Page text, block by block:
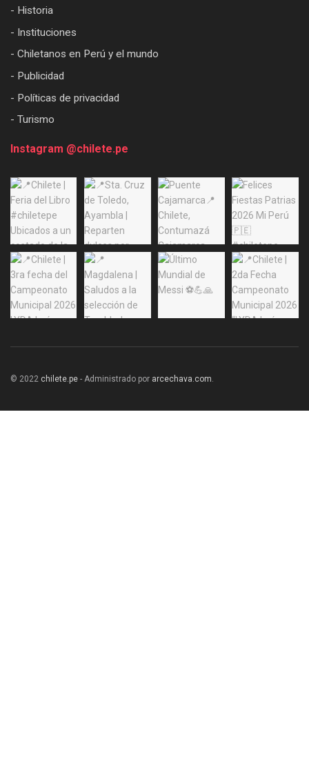
- Historia
- Instituciones
- Chiletanos en Perú y el mundo
- Publicidad
- Políticas de privacidad
- Turismo
Instagram @chilete.pe
© 2022 chilete.pe - Administrado por arcechava.com